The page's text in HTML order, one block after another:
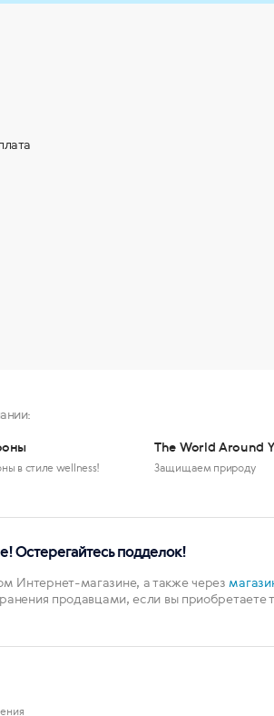
в стиле wellness!
The World Around
Защищаем природу
Остерегайтесь подделок!
Интернет-магазине, а также через
продавцами, если вы приобретаете